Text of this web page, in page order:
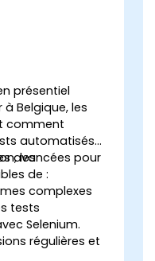
présentiel
Belgique, les
comment
automatisés
avancées pour
les
de :
complexes
tests
Selenium.
régulières et